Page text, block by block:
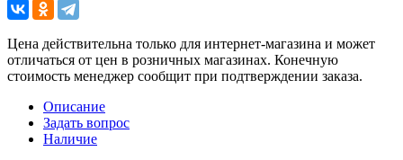
Цена действительна только для интернет-магазина и может
отличаться от цен в розничных магазинах. Конечную
стоимость менеджер сообщит при подтверждении заказа.
Описание
Задать вопрос
Наличие